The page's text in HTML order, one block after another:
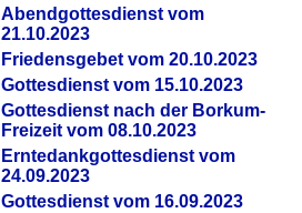
Abendgottesdienst vom
21.10.2023
Friedensgebet vom 20.10.2023
Gottesdienst vom 15.10.2023
Gottesdienst nach der Borkum-
Freizeit vom 08.10.2023
Erntedankgottesdienst vom
24.09.2023
Gottesdienst vom 16.09.2023